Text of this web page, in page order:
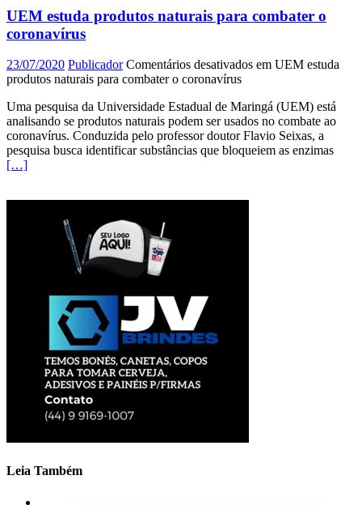
UEM estuda produtos naturais para combater o
coronavírus
23/07/2020 Publicador Comentários desativados em UEM estuda
produtos naturais para combater o coronavírus
Uma pesquisa da Universidade Estadual de Maringá (UEM) está
analisando se produtos naturais podem ser usados no combate ao
coronavírus. Conduzida pelo professor doutor Flavio Seixas, a
pesquisa busca identificar substâncias que bloqueiem as enzimas
[…]
Leia Também